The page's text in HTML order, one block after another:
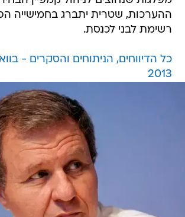
ההערכות, שטרית יתברג בחמישייה
רשימת לבני לכנסת.
כל הדיווחים, הניתוחים והסקרים -
2013